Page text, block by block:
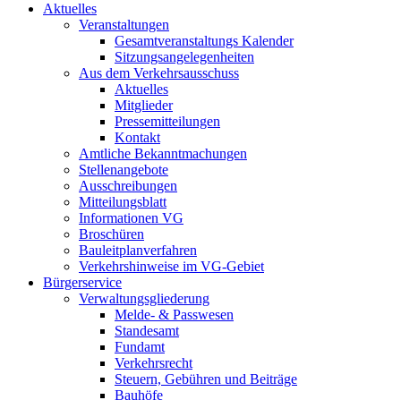
Aktuelles
Veranstaltungen
Gesamtveranstaltungs Kalender
Sitzungsangelegenheiten
Aus dem Verkehrsausschuss
Aktuelles
Mitglieder
Pressemitteilungen
Kontakt
Amtliche Bekanntmachungen
Stellenangebote
Ausschreibungen
Mitteilungsblatt
Informationen VG
Broschüren
Bauleitplanverfahren
Verkehrshinweise im VG-Gebiet
Bürgerservice
Verwaltungsgliederung
Melde- & Passwesen
Standesamt
Fundamt
Verkehrsrecht
Steuern, Gebühren und Beiträge
Bauhöfe